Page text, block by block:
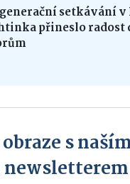
setkávání v
přineslo radost
s